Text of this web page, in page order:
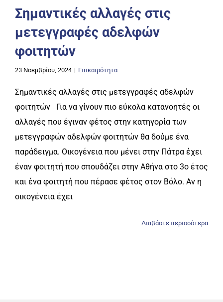
Σημαντικές αλλαγές στις
μετεγγραφές αδελφών
φοιτητών
23 Νοεμβρίου, 2024 | Επικαιρότητα
Σημαντικές αλλαγές στις μετεγγραφές αδελφών
φοιτητών Για να γίνουν πιο εύκολα κατανοητές οι
αλλαγές που έγιναν φέτος στην κατηγορία των
μετεγγραφών αδελφών φοιτητών θα δούμε ένα
παράδειγμα. Οικογένεια που μένει στην Πάτρα έχει
έναν φοιτητή που σπουδάζει στην Αθήνα στο 3ο έτος
και ένα φοιτητή που πέρασε φέτος στον Βόλο. Αν η
οικογένεια έχει
Διαβάστε περισσότερα